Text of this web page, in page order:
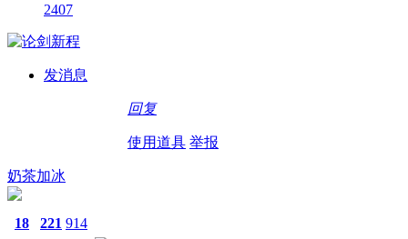
2407
发消息
回复
使用道具 举报
奶茶加冰
18 221 914